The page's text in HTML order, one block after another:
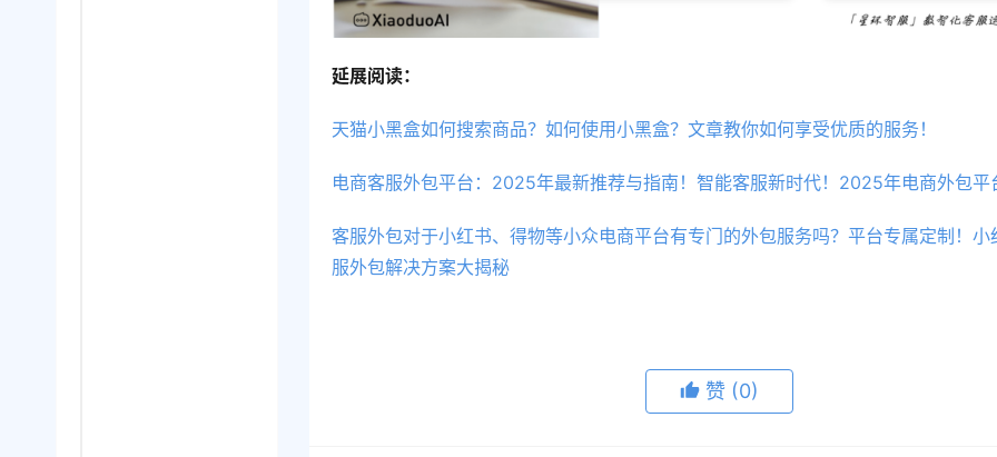
延展阅读：
天猫小黑盒如何搜索商品？如何使用小黑盒？文章教你如何享受优质的服务！
电商客服外包平台：2025年最新推荐与指南！智能客服新时代！2025年电商外包平
客服外包对于小红书、得物等小众电商平台有专门的外包服务吗？平台专属定制！小
服外包解决方案大揭秘
赞 (0)